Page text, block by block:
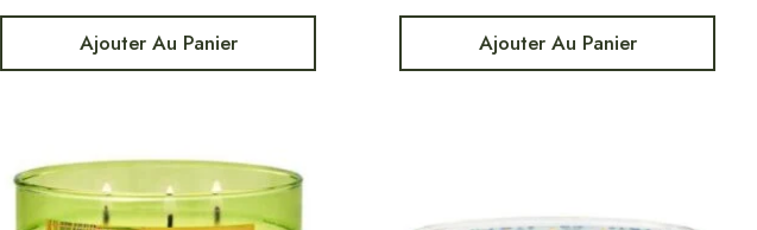
Ajouter Au Panier Ajouter Au Panier